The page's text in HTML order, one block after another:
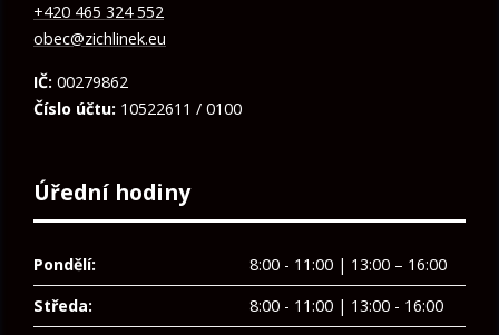
+420 465 324 552
obec@zichlinek.eu
IČ: 00279862
Číslo účtu: 10522611 / 0100
Úřední hodiny
Pondělí:
8:00 - 11:00 | 13:00 – 16:00
Středa:
8:00 - 11:00 | 13:00 - 16:00